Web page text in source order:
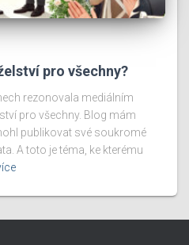
pro všechny?
rezonovala mediálním
pro všechny. Blog mám
publikovat své soukromé
A toto je téma, ke kterému